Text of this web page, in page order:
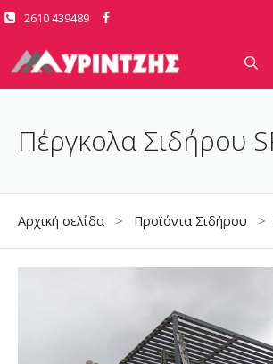
Μετάβαση
περιεχόμενο
2610 439489
Πέργκολα Σιδήρου
Αρχική σελίδα > Προϊόντα Σιδήρου >